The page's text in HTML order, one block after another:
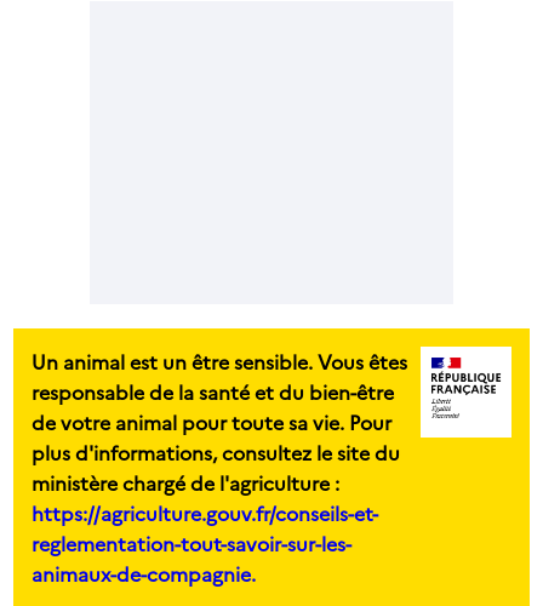
Un animal est un être sensible. Vous êtes
responsable de la santé et du bien-être
de votre animal pour toute sa vie. Pour
plus d'informations, consultez le site du
ministère chargé de l'agriculture :
https://agriculture.gouv.fr/conseils-et-
reglementation-tout-savoir-sur-les-
animaux-de-compagnie.